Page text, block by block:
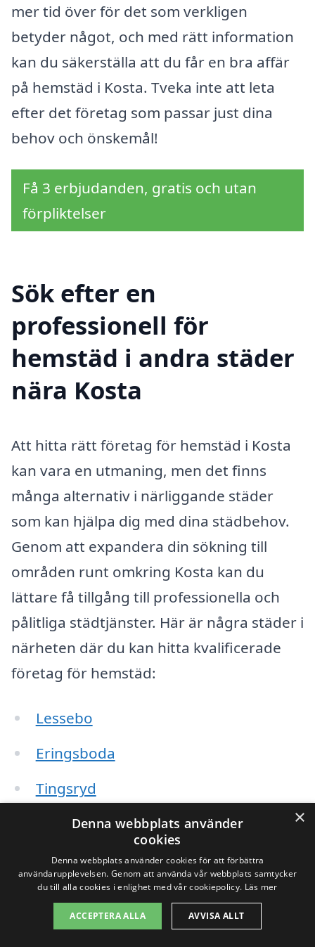
mer tid över för det som verkligen
betyder något, och med rätt information
kan du säkerställa att du får en bra affär
på hemstäd i Kosta. Tveka inte att leta
efter det företag som passar just dina
behov och önskemål!
Få 3 erbjudanden, gratis och utan
förpliktelser
Sök efter en
professionell för
hemstäd i andra städer
nära Kosta
Att hitta rätt företag för hemstäd i Kosta
kan vara en utmaning, men det finns
många alternativ i närliggande städer
som kan hjälpa dig med dina städbehov.
Genom att expandera din sökning till
områden runt omkring Kosta kan du
lättare få tillgång till professionella och
pålitliga städtjänster. Här är några städer i
närheten där du kan hitta kvalificerade
företag för hemstäd:
Lessebo
Eringsboda
Tingsryd
Hovmantorp
Målerås
Kälarne
Kosta
×
Denna webbplats använder
cookies
Denna webbplats använder cookies för att förbättra
användarupplevelsen. Genom att använda vår webbplats samtycker
du till alla cookies i enlighet med vår cookiepolicy. Läs mer
ACCEPTERA ALLA AVVISA ALLT